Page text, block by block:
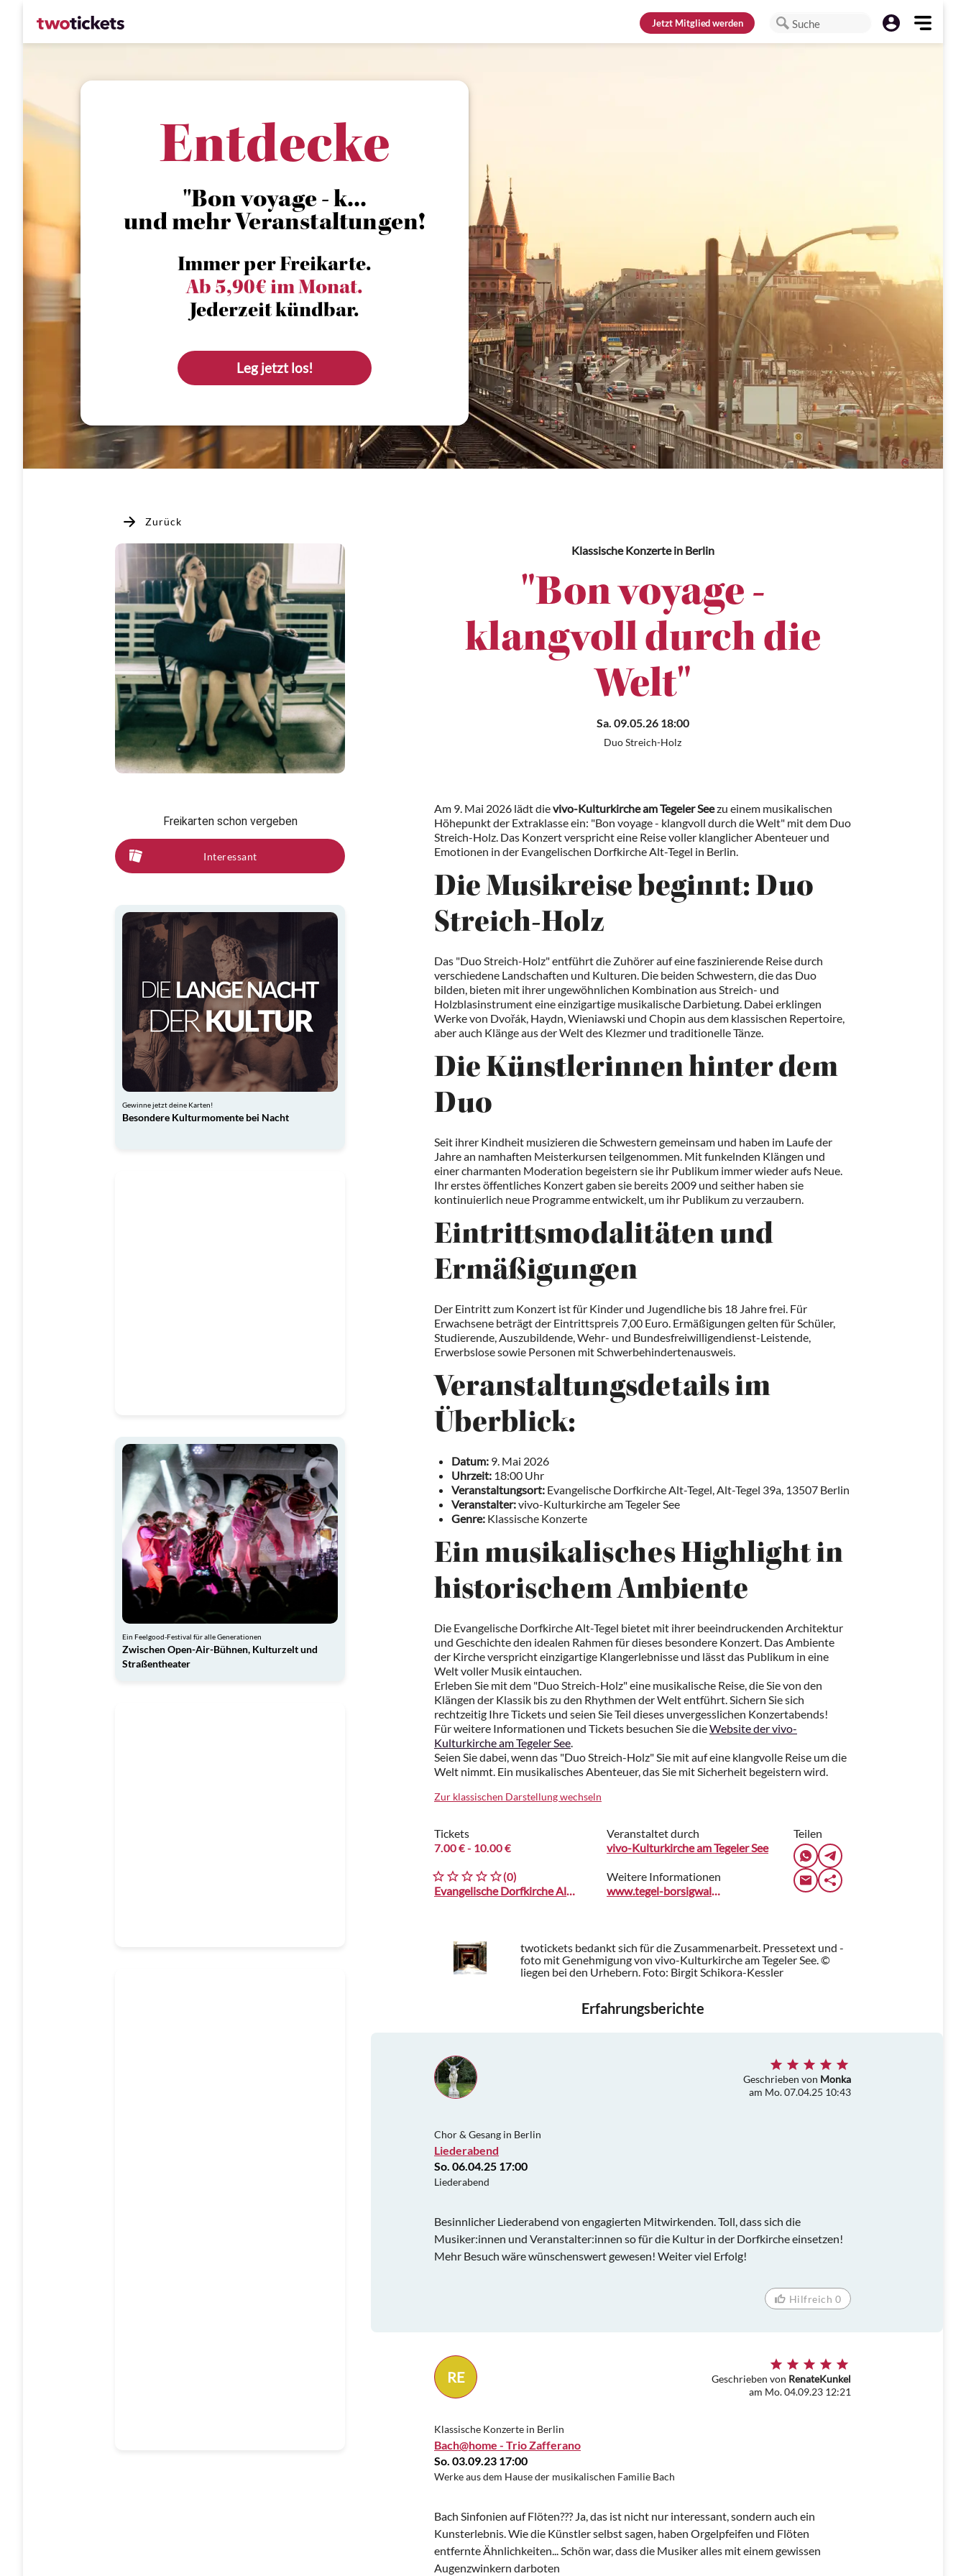
JetztMitglied werden Suche
Entdecke
"Bon voyage - k...
und mehr Veranstaltungen!
Immer per Freikarte.
Ab 5,90€ im Monat.
Jederzeit kündbar.
Leg jetzt los!
Zurück
Freikarten schon vergeben
Interessant
Gewinne jetzt deine Karten!
Besondere Kulturmomente bei Nacht
Ein Feelgood-Festival für alle Generationen
Zwischen Open-Air-Bühnen, Kulturzelt und
Straßentheater
Klassische Konzertein Berlin
"Bon voyage -
klangvoll durch die
Welt"
Sa. 09.05.26 18:00
Duo Streich-Holz
Am 9. Mai 2026 lädt dievivo-Kulturkirche am Tegeler Seezu einem musikalischen
Höhepunkt der Extraklasse ein: "Bon voyage - klangvoll durch die Welt" mit dem Duo
Streich-Holz. Das Konzert verspricht eine Reise voller klanglicher Abenteuer und
Emotionen in der Evangelischen Dorfkirche Alt-Tegel in Berlin.
Die Musikreise beginnt: Duo
Streich-Holz
Das "Duo Streich-Holz" entführt die Zuhörer auf eine faszinierende Reise durch
verschiedene Landschaften und Kulturen. Die beiden Schwestern, die das Duo
bilden, bieten mit ihrer ungewöhnlichen Kombination aus Streich- und
Holzblasinstrument eine einzigartige musikalische Darbietung. Dabei erklingen
Werke von Dvořák, Haydn, Wieniawski und Chopin aus dem klassischen Repertoire,
aber auch Klänge aus der Welt des Klezmer und traditionelle Tänze.
Die Künstlerinnen hinter dem
Duo
Seit ihrer Kindheit musizieren die Schwestern gemeinsam und haben im Laufe der
Jahre an namhaften Meisterkursen teilgenommen. Mit funkelnden Klängen und
einer charmanten Moderation begeistern sie ihr Publikum immer wieder aufs Neue.
Ihr erstes öffentliches Konzert gaben sie bereits 2009 und seither haben sie
kontinuierlich neue Programme entwickelt, um ihr Publikum zu verzaubern.
Eintrittsmodalitäten und
Ermäßigungen
Der Eintritt zum Konzert ist für Kinder und Jugendliche bis 18 Jahre frei. Für
Erwachsene beträgt der Eintrittspreis 7,00 Euro. Ermäßigungen gelten für Schüler,
Studierende, Auszubildende, Wehr- und Bundesfreiwilligendienst-Leistende,
Erwerbslose sowie Personen mit Schwerbehindertenausweis.
Veranstaltungsdetails im
Überblick:
Datum: 9. Mai 2026
Uhrzeit: 18:00 Uhr
Veranstaltungsort: Evangelische Dorfkirche Alt-Tegel, Alt-Tegel 39a, 13507 Berlin
Veranstalter:vivo-Kulturkirche am Tegeler See
Genre: Klassische Konzerte
Ein musikalisches Highlight in
historischem Ambiente
Die Evangelische Dorfkirche Alt-Tegel bietet mit ihrer beeindruckenden Architektur
und Geschichte den idealen Rahmen für dieses besondere Konzert. Das Ambiente
der Kirche verspricht einzigartige Klangerlebnisse und lässt das Publikum in eine
Welt voller Musik eintauchen.
Erleben Sie mit dem "Duo Streich-Holz" eine musikalische Reise, die Sie von den
Klängen der Klassik bis zu den Rhythmen der Welt entführt. Sichern Sie sich
rechtzeitig Ihre Tickets und seien Sie Teil dieses unvergesslichen Konzertabends!
Für weitere Informationen und Tickets besuchen Sie dieWebsite der vivo-
Kulturkirche am Tegeler See.
Seien Sie dabei, wenn das "Duo Streich-Holz" Sie mit auf eine klangvolle Reise um die
Welt nimmt. Ein musikalisches Abenteuer, das Sie mit Sicherheit begeistern wird.
Zur klassischen Darstellung wechseln
Tickets
7.00 €- 10.00 €
(0)
Evangelische Dorfkirche Alt-Tegel
Veranstaltet durch
vivo-Kulturkirche am Tegeler See
Weitere Informationen
www.tegel-borsigwalde.de
Teilen
twotickets bedankt sich für die Zusammenarbeit. Pressetext und -
foto mit Genehmigung von vivo-Kulturkirche am Tegeler See. ©
liegen bei den Urhebern. Foto: Birgit Schikora-Kessler
Erfahrungsberichte
Geschrieben von Monka
am Mo. 07.04.25 10:43
Chor & Gesang in Berlin
Liederabend
So. 06.04.25 17:00
Liederabend
Besinnlicher Liederabend von engagierten Mitwirkenden. Toll, dass sich die
Musiker:innen und Veranstalter:innen so für die Kultur in der Dorfkirche einsetzen!
Mehr Besuch wäre wünschenswert gewesen! Weiter viel Erfolg!
Hilfreich 0
RE Geschrieben von RenateKunkel
am Mo. 04.09.23 12:21
Klassische Konzerte in Berlin
Bach@home - Trio Zafferano
So. 03.09.23 17:00
Werke aus dem Hause der musikalischen Familie Bach
Bach Sinfonien auf Flöten??? Ja, das ist nicht nur interessant, sondern auch ein
Kunsterlebnis. Wie die Künstler selbst sagen, haben Orgelpfeifen und Flöten
entfernte Ähnlichkeiten... Schön war, dass die Musiker alles mit einem gewissen
Augenzwinkern darboten